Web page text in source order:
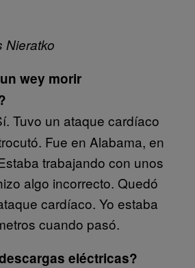
Nieratko
wey morir
Tuvo un ataque cardíaco
Fue en Alabama, en
trabajando con unos
algo incorrecto. Quedó
cardíaco. Yo estaba
cuando pasó.
eléctricas?